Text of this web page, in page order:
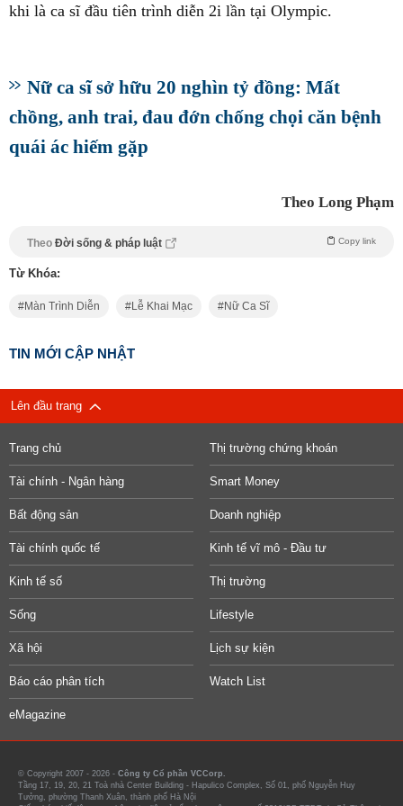
khi là ca sĩ đầu tiên trình diễn 2i lần tại Olympic.
Nữ ca sĩ sở hữu 20 nghìn tỷ đồng: Mất
chồng, anh trai, đau đớn chống chọi căn bệnh
quái ác hiếm gặp
Theo Long Phạm
Theo Đời sống & pháp luật Copy link
Từ Khóa:
Màn Trình Diễn Lễ Khai Mạc Nữ Ca Sĩ
TIN MỚI CẬP NHẬT
Lên đầu trang
Trang chủ Thị trường chứng khoán
Tài chính - Ngân hàng Smart Money
Bất động sản Doanh nghiệp
Tài chính quốc tế Kinh tế vĩ mô - Đầu tư
Kinh tế số Thị trường
Sống Lifestyle
Xã hội Lịch sự kiện
Báo cáo phân tích Watch List
eMagazine
© Copyright 2007 - 2026 - Công ty Cổ phần VCCorp.
Tầng 17, 19, 20, 21 Toà nhà Center Building - Hapulico Complex, Số 01, phố Nguyễn Huy
Tưởng, phường Thanh Xuân, thành phố Hà Nội